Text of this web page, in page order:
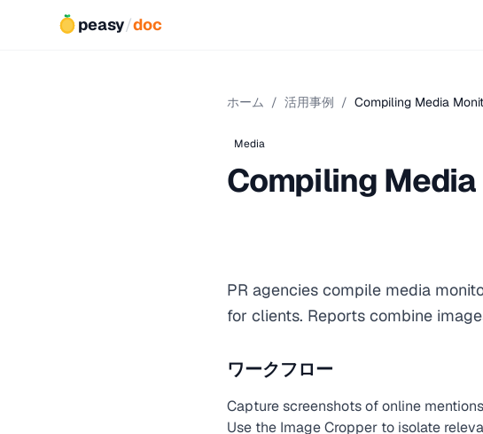
peasy/doc
ホーム / 活用事例 / Compiling Media
Media
Compiling
PR agencies compile media
for clients. Reports combine
ワークフロー
Capture screenshots of online
Use the Image Cropper to isolate